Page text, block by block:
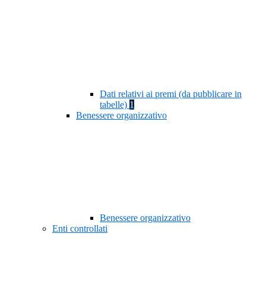
Dati relativi ai premi (da pubblicare in
tabelle) 1
Benessere organizzativo
Benessere organizzativo
Enti controllati